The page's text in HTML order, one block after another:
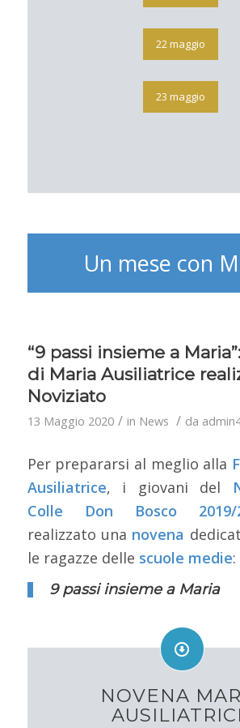
22 maggio
23 maggio
Un mese con
“9 passi insieme a
di Maria Ausiliatrice
Noviziato
13 Maggio 2020 / in News / da
Per prepararsi al meglio alla
Ausiliatrice, i giovani del
Colle Don Bosco 2019/
realizzato una novena
le ragazze delle scuole medie:
9 passi insieme a Maria
NOVENA